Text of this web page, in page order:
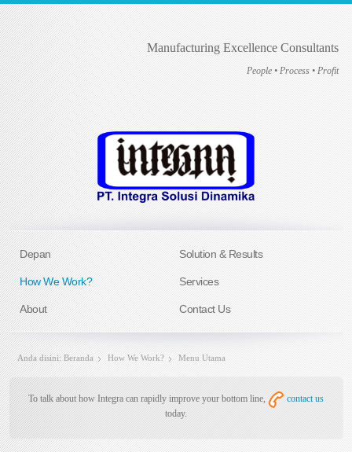
Manufacturing Excellence Consultants
People • Process • Profit
Depan Solution & Results
How We Work? Services
About Contact Us
Anda disini:Beranda How We Work? Menu Utama
To talk about how Integra can rapidly improve your bottom line,
contact us
today.